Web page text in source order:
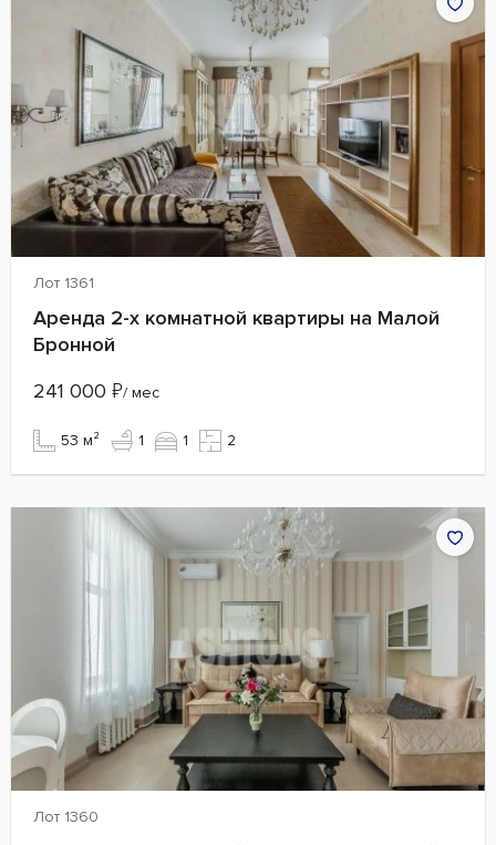
Лот 1361
Аренда 2-х комнатной квартиры на Малой
Бронной
241 000 ₽/ мес
53 м² 1 1 2
Лот 1360